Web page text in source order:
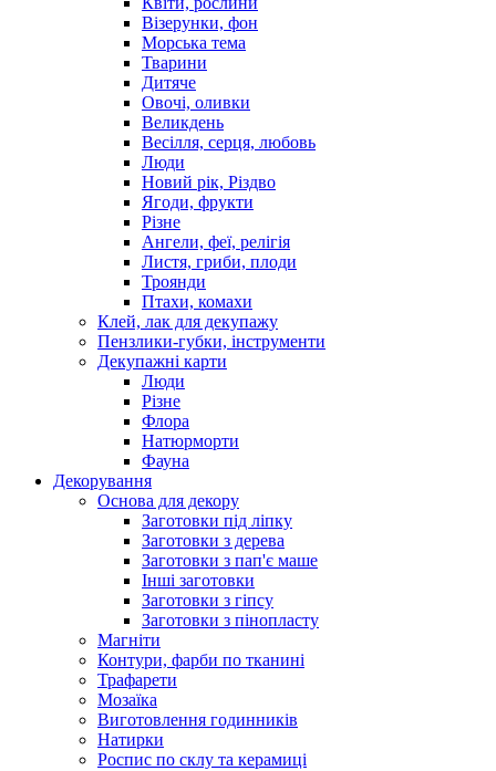
Візерунки, фон
Морська тема
Тварини
Дитяче
Овочі, оливки
Великдень
Весілля, серця, любовь
Люди
Новий рік, Різдво
Ягоди, фрукти
Різне
Ангели, феї, релігія
Листя, гриби, плоди
Троянди
Птахи, комахи
Клей, лак для декупажу
Пензлики-губки, інструменти
Декупажні карти
Люди
Різне
Флора
Натюрморти
Фауна
Декорування
Основа для декору
Заготовки під ліпку
Заготовки з дерева
Заготовки з пап'є маше
Інші заготовки
Заготовки з гіпсу
Заготовки з пінопласту
Магніти
Контури, фарби по тканині
Трафарети
Мозаїка
Виготовлення годинників
Натирки
Роспис по склу та керамиці